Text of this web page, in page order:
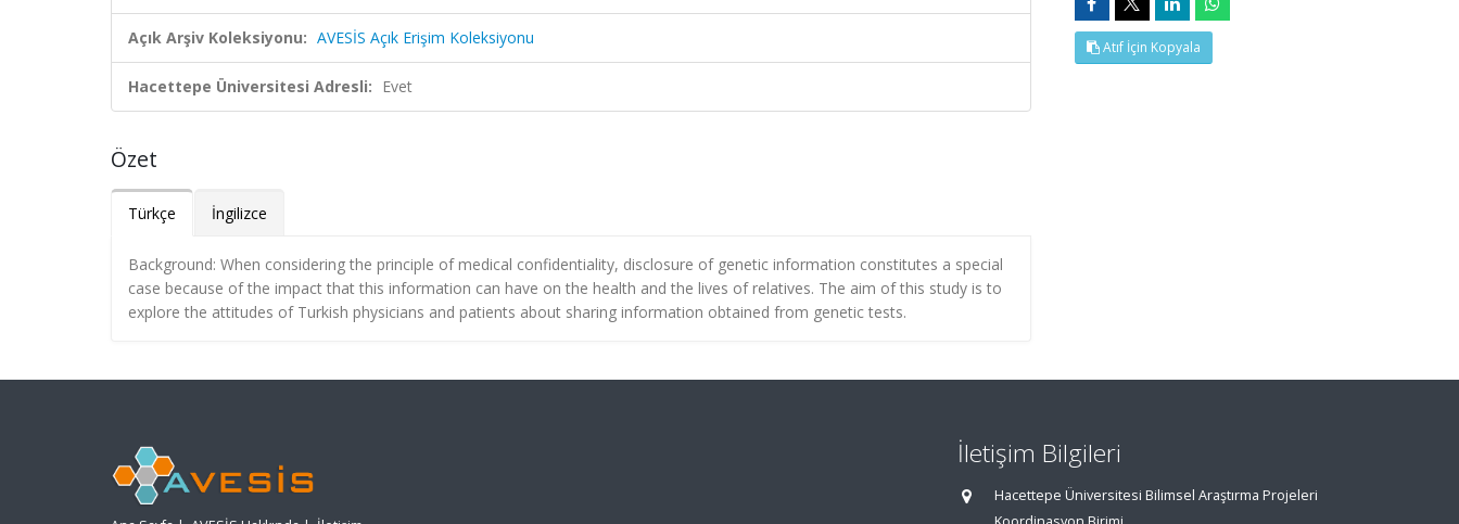
Açık Arşiv Koleksiyonu: AVESİS Açık Erişim Koleksiyonu
Hacettepe Üniversitesi Adresli: Evet
Özet
Türkçe İngilizce
Background: When considering the principle of medical confidentiality, disclosure of genetic information constitutes a special
case because of the impact that this information can have on the health and the lives of relatives. The aim of this study is to
explore the attitudes of Turkish physicians and patients about sharing information obtained from genetic tests.
Atıf İçin Kopyala
İletişim Bilgileri
Hacettepe Üniversitesi Bilimsel Araştırma Projeleri